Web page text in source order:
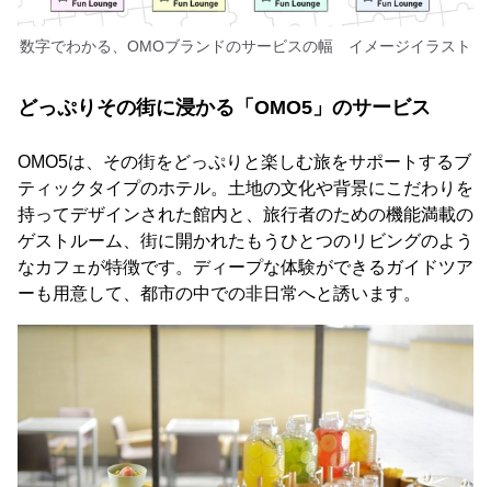
数字でわかる、OMOブランドのサービスの幅 イメージイラスト
どっぷりその街に浸かる「OMO5」のサービス
OMO5は、その街をどっぷりと楽しむ旅をサポートするブ
ティックタイプのホテル。土地の文化や背景にこだわりを
持ってデザインされた館内と、旅行者のための機能満載の
ゲストルーム、街に開かれたもうひとつのリビングのよう
なカフェが特徴です。ディープな体験ができるガイドツア
ーも用意して、都市の中での非日常へと誘います。